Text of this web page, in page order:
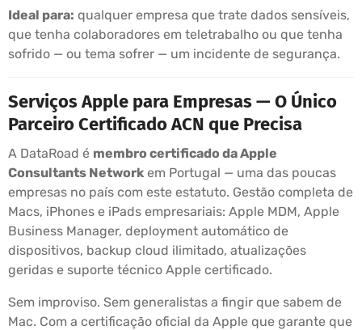
Ideal para: qualquer empresa que trate dados sensíveis,
que tenha colaboradores em teletrabalho ou que tenha
sofrido — ou tema sofrer — um incidente de segurança.
Serviços Apple para Empresas — O Único
Parceiro Certificado ACN que Precisa
A DataRoad é membro certificado da Apple
Consultants Network em Portugal — uma das poucas
empresas no país com este estatuto. Gestão completa de
Macs, iPhones e iPads empresariais: Apple MDM, Apple
Business Manager, deployment automático de
dispositivos, backup cloud ilimitado, atualizações
geridas e suporte técnico Apple certificado.
Sem improviso. Sem generalistas a fingir que sabem de
Mac. Com a certificação oficial da Apple que garante que